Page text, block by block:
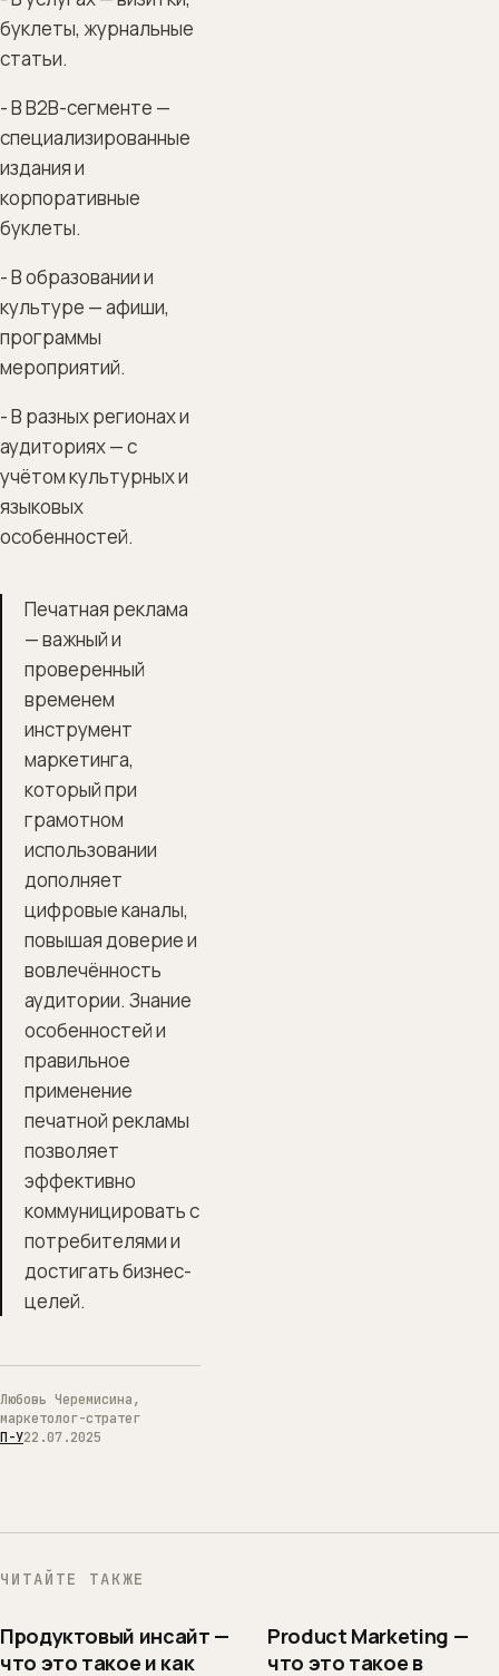
буклеты, журнальные
статьи.
- В B2B-сегменте —
специализированные
издания и
корпоративные
буклеты.
- В образовании и
культуре — афиши,
программы
мероприятий.
- В разных регионах и
аудиториях — с
учётом культурных и
языковых
особенностей.
Печатная реклама
— важный и
проверенный
временем
инструмент
маркетинга,
который при
грамотном
использовании
дополняет
цифровые каналы,
повышая доверие и
вовлечённость
аудитории. Знание
особенностей и
правильное
применение
печатной рекламы
позволяет
эффективно
коммуницировать с
потребителями и
достигать бизнес-
целей.
Любовь Черемисина,
маркетолог-стратег
П-У22.07.2025
ЧИТАЙТЕ ТАКЖЕ
Продуктовый инсайт —
что это такое и как
Product Marketing —
что это такое в